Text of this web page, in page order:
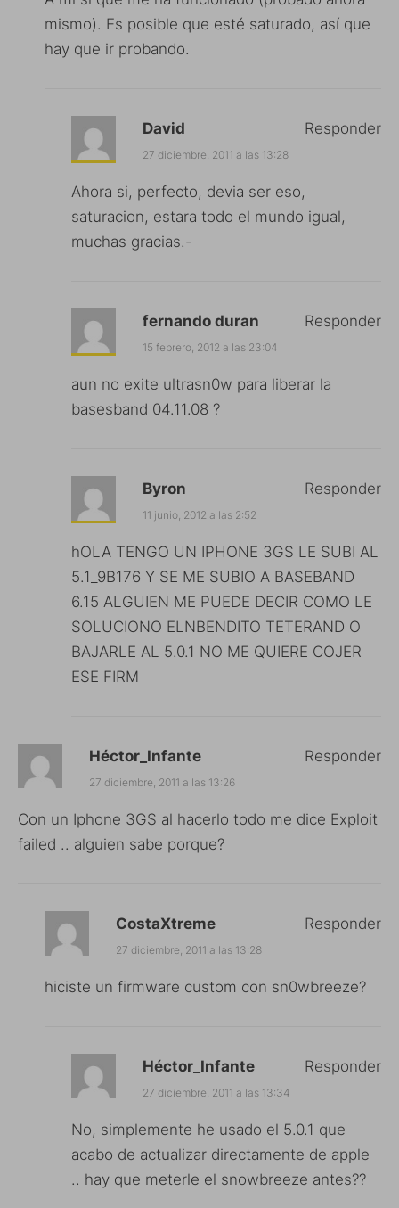
mismo). Es posible que esté saturado, así que
hay que ir probando.
David
27 diciembre, 2011 a las 13:28
Ahora si, perfecto, devia ser eso,
saturacion, estara todo el mundo igual,
muchas gracias.-
Responder
fernando duran
15 febrero, 2012 a las 23:04
aun no exite ultrasn0w para liberar la
basesband 04.11.08 ?
Responder
Byron
11 junio, 2012 a las 2:52
hOLA TENGO UN IPHONE 3GS LE SUBI AL
5.1_9B176 Y SE ME SUBIO A BASEBAND
6.15 ALGUIEN ME PUEDE DECIR COMO LE
SOLUCIONO ELNBENDITO TETERAND O
BAJARLE AL 5.0.1 NO ME QUIERE COJER
ESE FIRM
Responder
Héctor_Infante
27 diciembre, 2011 a las 13:26
Con un Iphone 3GS al hacerlo todo me dice Exploit
failed .. alguien sabe porque?
Responder
CostaXtreme
27 diciembre, 2011 a las 13:28
hiciste un firmware custom con sn0wbreeze?
Responder
Héctor_Infante
27 diciembre, 2011 a las 13:34
No, simplemente he usado el 5.0.1 que
acabo de actualizar directamente de apple
.. hay que meterle el snowbreeze antes??
Responder